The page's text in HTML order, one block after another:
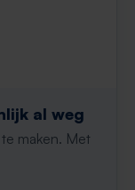
al weg
maken. Met